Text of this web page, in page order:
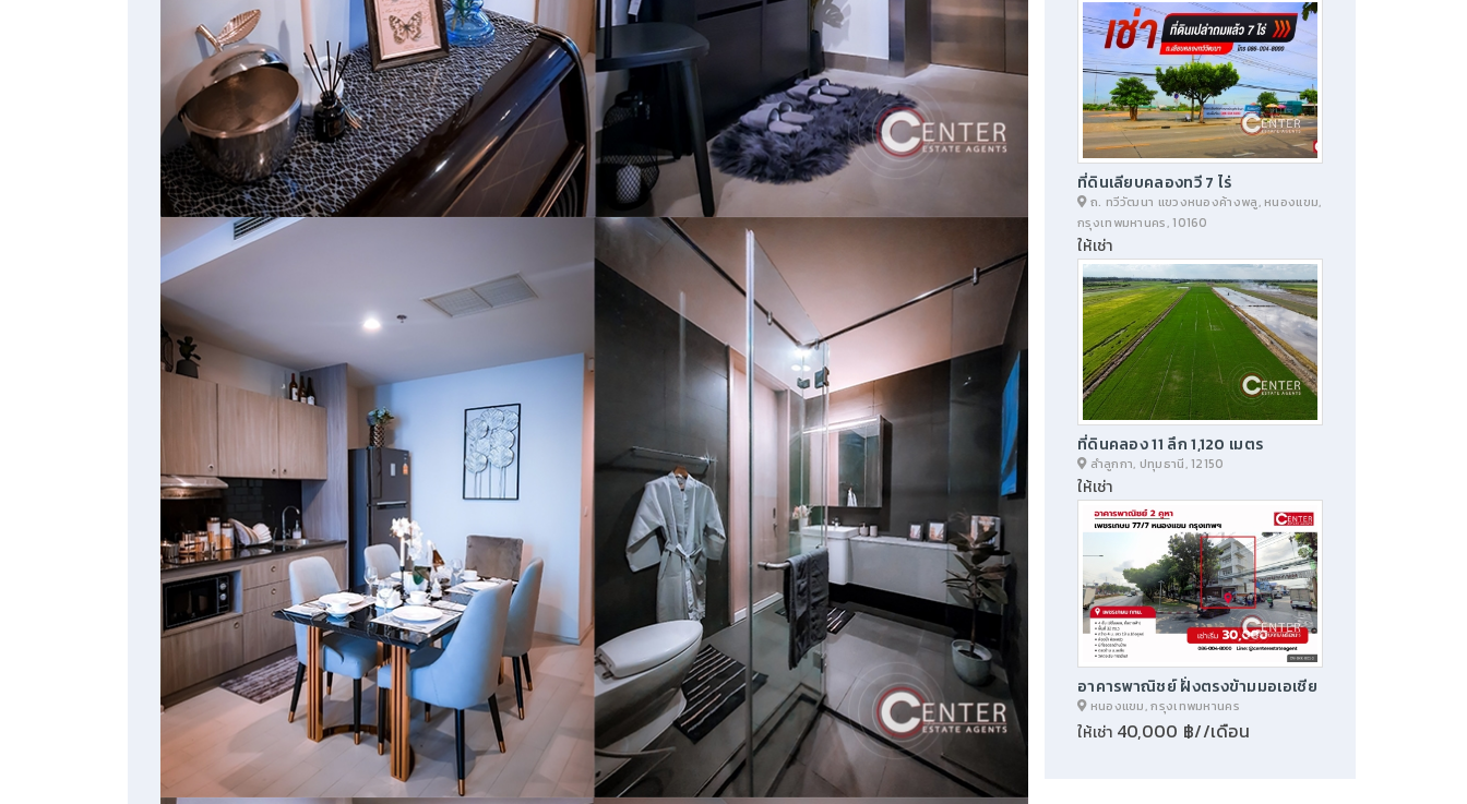
ที่ดินเลียบคลองทวี 7 ไร่
ถ. ทวีวัฒนา แขวงหนองค้างพลู, หนองแขม,
กรุงเทพมหานคร, 10160
ให้เช่า
ที่ดินคลอง 11 ลึก 1,120 เมตร
ลำลูกกา, ปทุมธานี, 12150
ให้เช่า
อาคารพาณิชย์ ฝั่งตรงข้ามมอเอเชีย
หนองแขม, กรุงเทพมหานคร
ให้เช่า 40,000 ฿//เดือน